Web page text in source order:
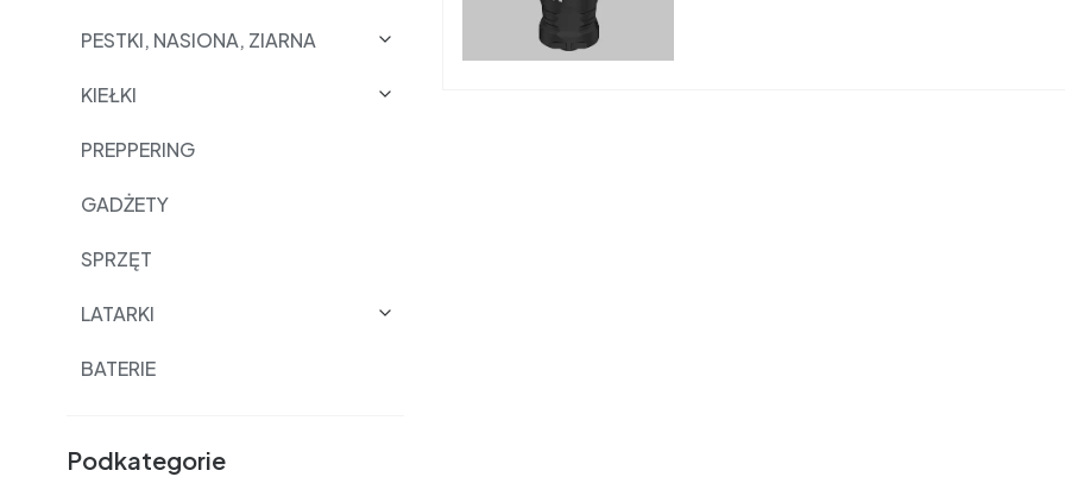
PESTKI, NASIONA, ZIARNA
KIEŁKI
PREPPERING
GADŻETY
SPRZĘT
LATARKI
BATERIE
Podkategorie